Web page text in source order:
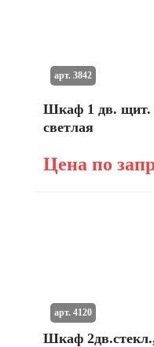
Шкаф 1 дв. щит.
светлая
Цена по
арт. 3842
Шкаф
арт. 4120